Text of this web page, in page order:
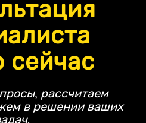
сейчас
рассчитаем
в решении ваших